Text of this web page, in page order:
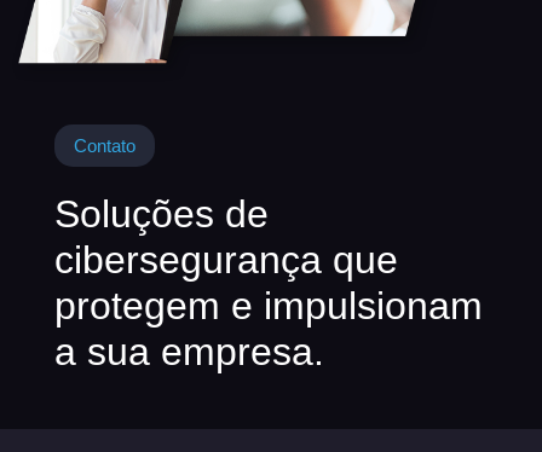
Contato
Soluções de
cibersegurança que
protegem e impulsionam
a sua empresa.